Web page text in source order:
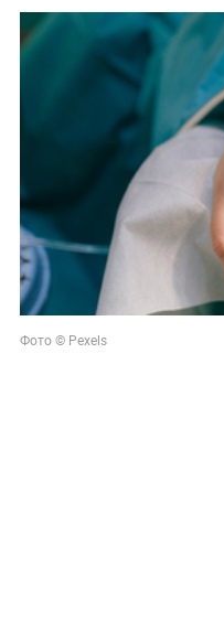
Фото © Pexels